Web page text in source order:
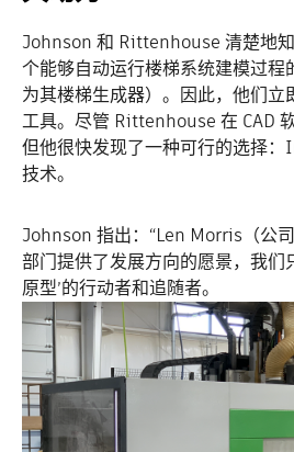
Johnson 和 Rittenhouse 清楚地
个能够自动运行楼梯系统建模过程
为其楼梯生成器）。因此，他们立
工具。尽管 Rittenhouse 在 CAD
但他很快发现了一种可行的选择
技术。
Johnson 指出：“Len Morris（公
部门提供了发展方向的愿景，我们
原型’的行动者和追随者。